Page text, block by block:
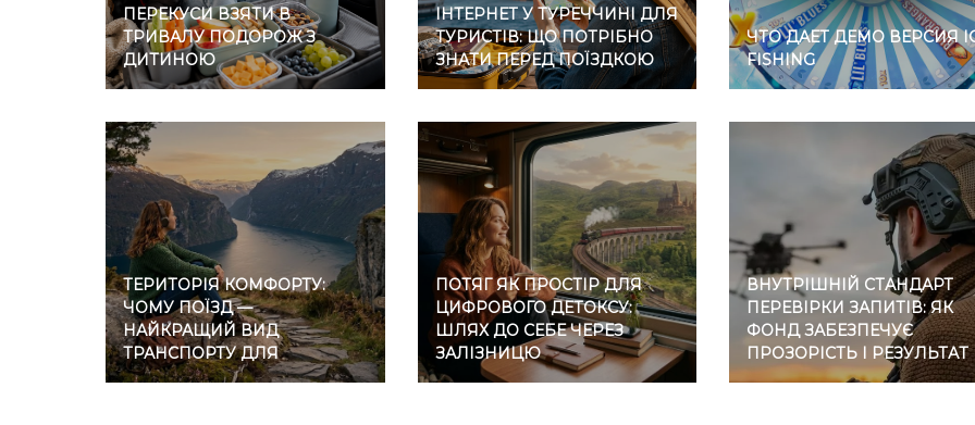
ПЕРЕКУСИ ВЗЯТИ В
ТРИВАЛУ ПОДОРОЖ З
ДИТИНОЮ
ІНТЕРНЕТ У ТУРЕЧЧИНІ ДЛЯ
ТУРИСТІВ: ЩО ПОТРІБНО
ЗНАТИ ПЕРЕД ПОЇЗДКОЮ
ЧТО ДАЕТ ДЕМО ВЕРСИЯ
FISHING
ТЕРИТОРІЯ КОМФОРТУ:
ЧОМУ ПОЇЗД —
НАЙКРАЩИЙ ВИД
ТРАНСПОРТУ ДЛЯ
ІНТРОВЕРТІВ
ПОТЯГ ЯК ПРОСТІР ДЛЯ
ЦИФРОВОГО ДЕТОКСУ:
ШЛЯХ ДО СЕБЕ ЧЕРЕЗ
ЗАЛІЗНИЦЮ
ВНУТРІШНІЙ СТАНДАРТ
ПЕРЕВІРКИ ЗАПИТІВ: ЯК
ФОНД ЗАБЕЗПЕЧУЄ
ПРОЗОРІСТЬ І РЕЗУЛЬТАТ